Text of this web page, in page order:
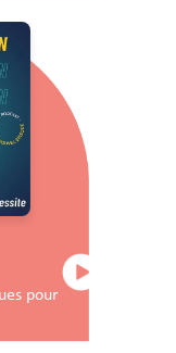
pour les centres